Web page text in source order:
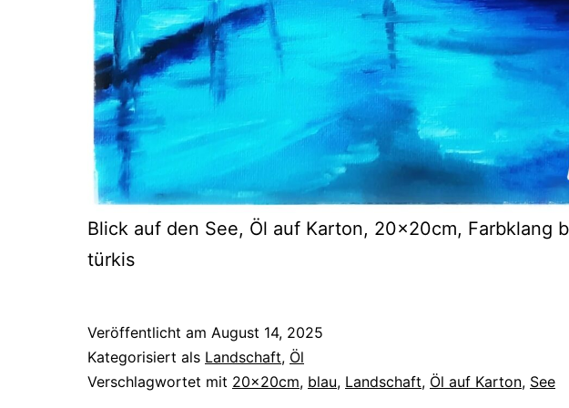
Blick auf den See, Öl auf Karton, 20x20cm, Farbklang
türkis
Veröffentlicht am August 14, 2025
Kategorisiert als Landschaft, Öl
Verschlagwortet mit 20x20cm, blau, Landschaft, Öl auf Karton, See